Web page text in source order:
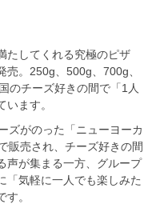
たしてくれる究極のピザ
売。 250g 500g 700g
のチーズ好きの間で「1 人
ます。
ズがのった「ニューヨーカ
販売され、チーズ好きの間
声が集まる一方、グループ
「気軽に一人でも楽しみた
。